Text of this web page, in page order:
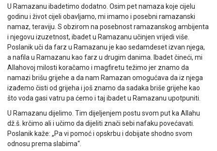
U Ramazanu ibadetimo dodatno. Osim pet namaza koje cijelu
godinu i život cijeli obavljamo, mi imamo i posebni ramazanski
namaz, teraviju. S obzirom na posebnost ramazanskog ambijenta
i njegovu izuzetnost, ibadet u Ramazanu učinjen vrijedi više.
Poslanik uči da farz u Ramazanu je kao sedamdeset izvan njega,
a nafila u Ramazanu kao farz u drugim danima. Ibadet čineći, mi
Allahovoj milosti koračamo i magfiretu težimo jer znamo da
namazi brišu grijehe a da nam Ramazan omogućava da iz njega
izađemo čisti od grijeha i još znamo da sadaka briše grijehe kao
što voda gasi vatru pa ćemo i taj ibadet u Ramazanu upotpuniti.
U Ramazanu dijelimo. Tim dijeljenjem postu svom put ka Allahu
dž.š. krčimo ali i učimo da dijeliti znači sebi nafaku povećavati.
Poslanik kaže: „Pa vi pomoć i opskrbu i dobijate shodno svom
odnosu prema slabima“.